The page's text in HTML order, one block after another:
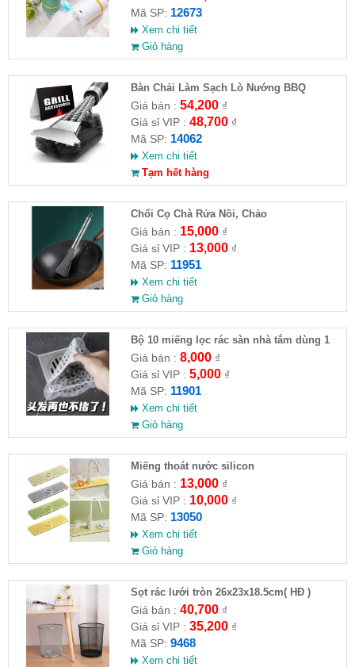
Mã SP: 12673
Xem chi tiết
Giỏ hàng
Bàn Chải Làm Sạch Lò Nướng BBQ
Giá bán : 54,200₫
Giá sỉ VIP : 48,700₫
Mã SP: 14062
Xem chi tiết
Tạm hết hàng
Chổi Cọ Chà Rửa Nồi, Chảo
Giá bán : 15,000₫
Giá sỉ VIP : 13,000₫
Mã SP: 11951
Xem chi tiết
Giỏ hàng
Bộ 10 miếng lọc rác sàn nhà tắm dùng 1
lần
Giá bán : 8,000₫
Giá sỉ VIP : 5,000₫
Mã SP: 11901
Xem chi tiết
Giỏ hàng
Miếng thoát nước silicon
Giá bán : 13,000₫
Giá sỉ VIP : 10,000₫
Mã SP: 13050
Xem chi tiết
Giỏ hàng
Sọt rác lưới tròn 26x23x18.5cm( HĐ )
Giá bán : 40,700₫
Giá sỉ VIP : 35,200₫
Mã SP: 9468
Xem chi tiết